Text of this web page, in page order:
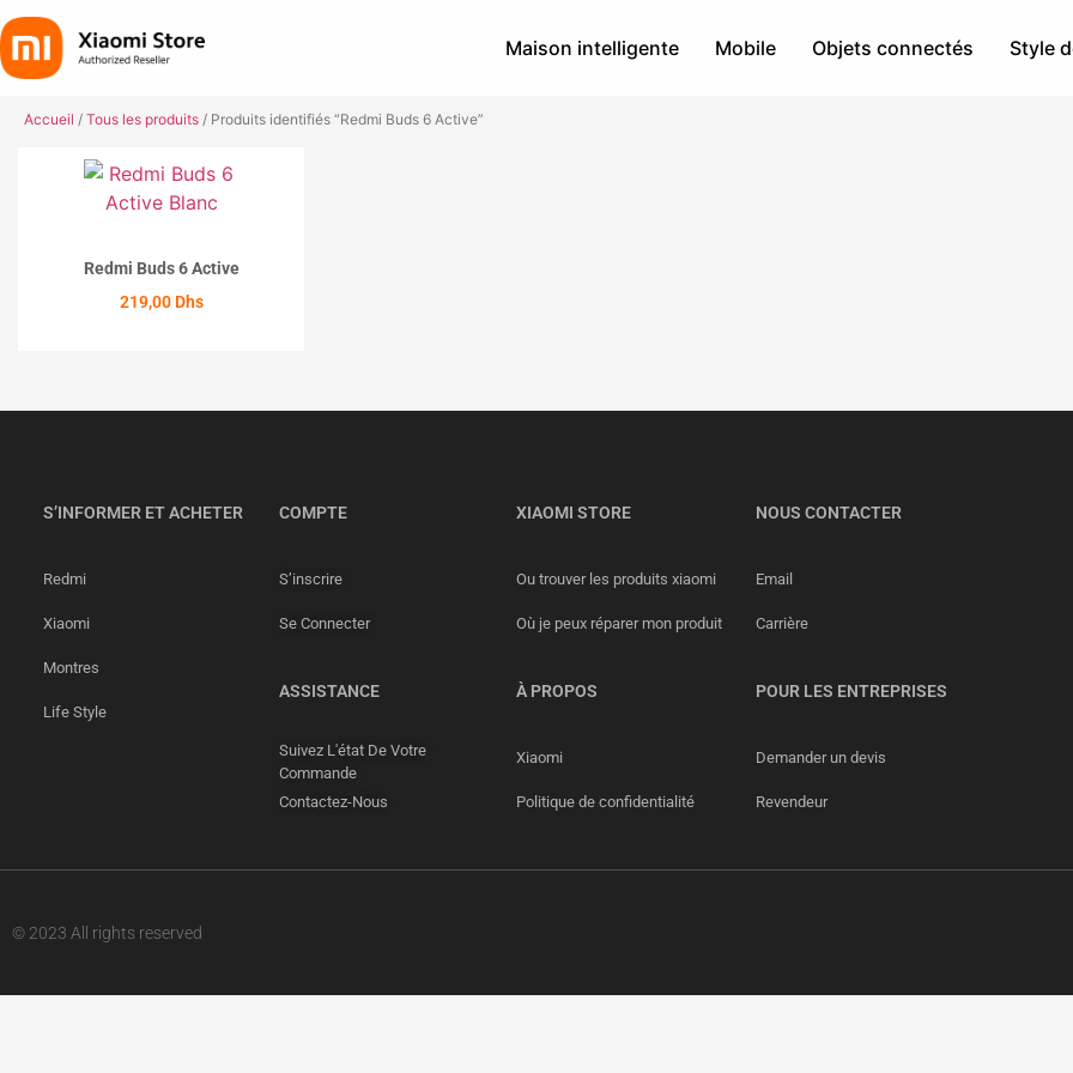
Maison intelligente Mobile Objets connectés Style
Accueil / Tous les produits / Produits identifiés “Redmi Buds 6 Active”
Redmi Buds 6 Active
219,00 Dhs
S’INFORMER ET ACHETER
Redmi
Xiaomi
Montres
Life Style
COMPTE
S’inscrire
Se Connecter
ASSISTANCE
Suivez L'état De Votre
Commande
Contactez-Nous
XIAOMI STORE
Ou trouver les produits xiaomi
Où je peux réparer mon produit
À PROPOS
Xiaomi
Politique de confidentialité
NOUS CONTACTER
Email
Carrière
POUR LES ENTREPRISES
Demander un devis
Revendeur
© 2023 All rights reserved